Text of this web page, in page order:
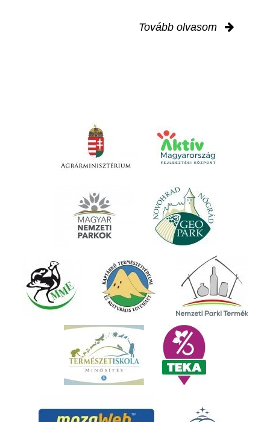
Tovább olvasom